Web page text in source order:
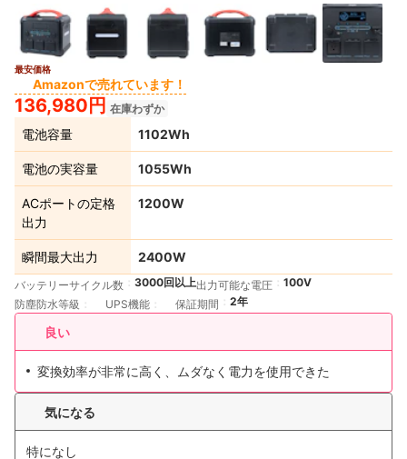
最安価格
Amazonで売れています！
136,980円 在庫わずか
電池容量 1102Wh
電池の実容量 1055Wh
ACポートの定格
出力
1200W
瞬間最大出力 2400W
バッテリーサイクル数 3000回以上出力可能な電圧
100V
防塵防水等級
UPS機能 保証期間 2年
良い
変換効率が非常に高く、ムダなく電力を使用できた
気になる
特になし